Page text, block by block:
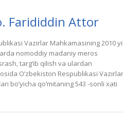
Farididdin Attor
Vazirlar Mahkamasining 2010
nomoddiy madaniy meros
targʼib qilish va ulardan
Oʼzbekiston Respublikasi Vazirlar
boʼyicha qoʼmitaning 543 -sonli xati